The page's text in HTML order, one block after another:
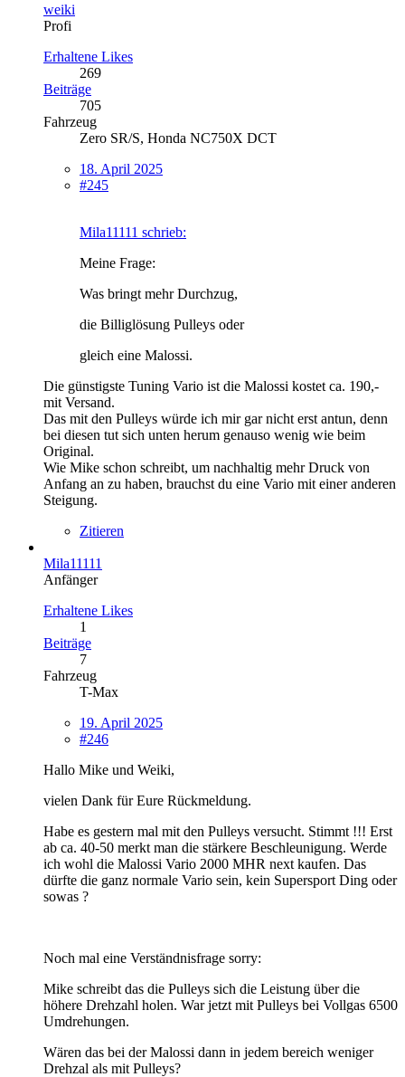
weiki
Profi
Erhaltene Likes
269
Beiträge
705
Fahrzeug
Zero SR/S, Honda NC750X DCT
18. April 2025
#245
Mila11111 schrieb:
Meine Frage:
Was bringt mehr Durchzug,
die Billiglösung Pulleys oder
gleich eine Malossi.
Die günstigste Tuning Vario ist die Malossi kostet ca. 190,-
mit Versand.
Das mit den Pulleys würde ich mir gar nicht erst antun, denn
bei diesen tut sich unten herum genauso wenig wie beim
Original.
Wie Mike schon schreibt, um nachhaltig mehr Druck von
Anfang an zu haben, brauchst du eine Vario mit einer anderen
Steigung.
Zitieren
Mila11111
Anfänger
Erhaltene Likes
1
Beiträge
7
Fahrzeug
T-Max
19. April 2025
#246
Hallo Mike und Weiki,
vielen Dank für Eure Rückmeldung.
Habe es gestern mal mit den Pulleys versucht. Stimmt !!! Erst
ab ca. 40-50 merkt man die stärkere Beschleunigung. Werde
ich wohl die Malossi Vario 2000 MHR next kaufen. Das
dürfte die ganz normale Vario sein, kein Supersport Ding oder
sowas ?
Noch mal eine Verständnisfrage sorry:
Mike schreibt das die Pulleys sich die Leistung über die
höhere Drehzahl holen. War jetzt mit Pulleys bei Vollgas 6500
Umdrehungen.
Wären das bei der Malossi dann in jedem bereich weniger
Drehzal als mit Pulleys?